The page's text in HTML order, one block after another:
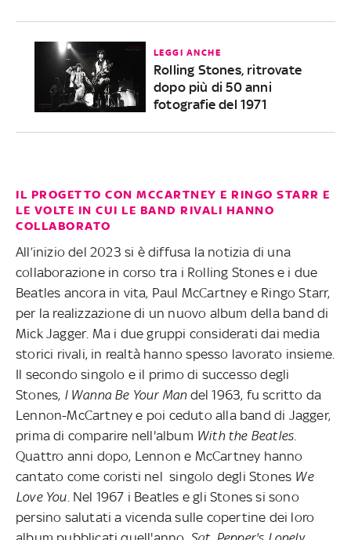
LEGGI ANCHE
Rolling Stones, ritrovate
dopo più di 50 anni
fotografie del 1971
IL PROGETTO CON MCCARTNEY E RINGO STARR E
LE VOLTE IN CUI LE BAND RIVALI HANNO
COLLABORATO
All’inizio del 2023 si è diffusa la notizia di una
collaborazione in corso tra i Rolling Stones e i due
Beatles ancora in vita, Paul McCartney e Ringo Starr,
per la realizzazione di un nuovo album della band di
Mick Jagger. Ma i due gruppi considerati dai media
storici rivali, in realtà hanno spesso lavorato insieme.
Il secondo singolo e il primo di successo degli
Stones, I Wanna Be Your Mandel 1963, fu scritto da
Lennon-McCartney e poi ceduto alla band di Jagger,
prima di comparire nell'album With the Beatles.
Quattro anni dopo, Lennon e McCartney hanno
cantato come coristi nel singolo degli Stones We
Love You. Nel 1967 i Beatles e gli Stones si sono
persino salutati a vicenda sulle copertine dei loro